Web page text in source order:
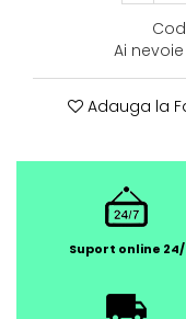
Ai
Adauga la
Suport online 24/